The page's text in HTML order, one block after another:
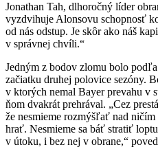
Jonathan Tah, dlhoročný líder
vyzdvihuje Alonsovu schopnosť
od nás odstup. Je skôr ako náš
v správnej chvíli.“
Jedným z bodov zlomu bolo
začiatku druhej polovice sezóny.
v ktorých nemal Bayer prevahu v
ňom dvakrát prehrával. „Cez
že nesmieme rozmýšľať nad
hrať. Nesmieme sa báť stratiť
v útoku, i bez nej v obrane,“